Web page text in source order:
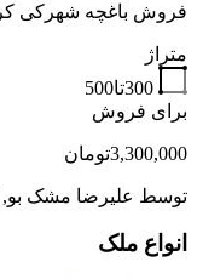
فروش باغچه شهرکی
متراژ
300تا500
برای فروش
3,300,000تومان
توسط علیرضا مشک بو,
انواع ملک